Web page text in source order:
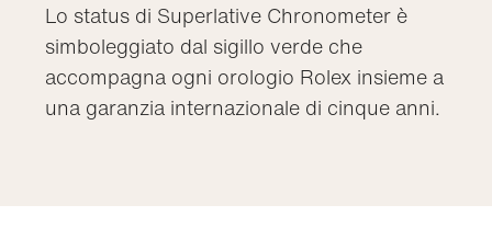
Lo status di Superlative Chronometer è
simboleggiato dal sigillo verde che
accompagna ogni orologio Rolex insieme a
una garanzia internazionale di cinque anni.